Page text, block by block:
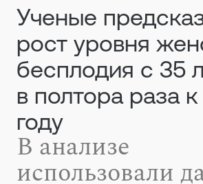
Ученые
рост уровня
бесплодия с 35
в полтора раза
году
В анализе
использовали